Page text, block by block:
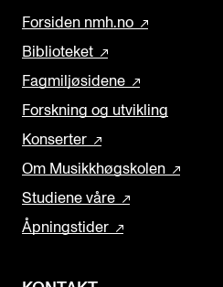
Forsiden nmh.no
Biblioteket
Fagmiljøsidene
Forskning og utvikling
Konserter
Om Musikkhøgskolen
Studiene våre
Åpningstider